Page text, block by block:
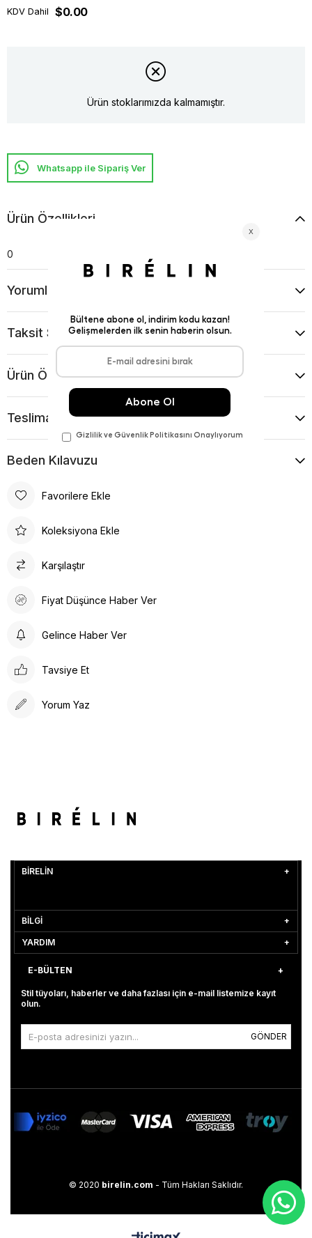
KDV Dahil $0.00
Ürün stoklarımızda kalmamıştır.
Whatsapp ile Sipariş Ver
Ürün Özellikleri
0
Yorumlar
Taksit Seçenekleri
Ürün Önerileri
Teslimat Ve İade Koşulları
Beden Kılavuzu
Favorilere Ekle
Koleksiyona Ekle
Karşılaştır
Fiyat Düşünce Haber Ver
Gelince Haber Ver
Tavsiye Et
Yorum Yaz
BİRELİN
BİLGİ
YARDIM
E-BÜLTEN
Stil tüyoları, haberler ve daha fazlası için e-mail listemize kayıt
olun.
GÖNDER
© 2020 birelin.com - Tüm Hakları Saklıdır.